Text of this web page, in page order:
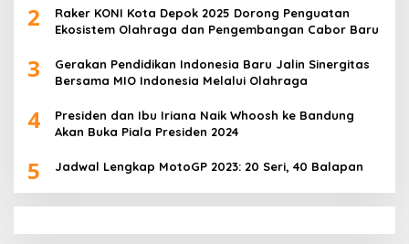
2
Raker KONI Kota Depok 2025 Dorong Penguatan
Ekosistem Olahraga dan Pengembangan Cabor Baru
3
Gerakan Pendidikan Indonesia Baru Jalin Sinergitas
Bersama MIO Indonesia Melalui Olahraga
4
Presiden dan Ibu Iriana Naik Whoosh ke Bandung
Akan Buka Piala Presiden 2024
5 Jadwal Lengkap MotoGP 2023: 20 Seri, 40 Balapan